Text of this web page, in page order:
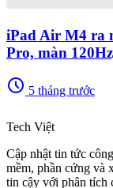
iPad Air M4 ra
Pro, màn
schedule 5 tháng trước
Tech Việt
Cập nhật tin tức
mềm, phần cứng và
tin cậy với phân tích